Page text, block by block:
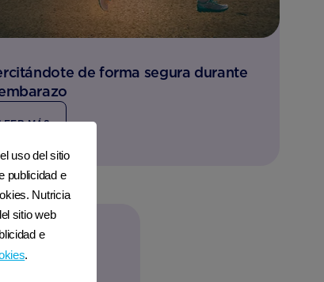
de forma segura durante
MÁS
uso del sitio
publicidad e
Nutricia
sitio web
e
.